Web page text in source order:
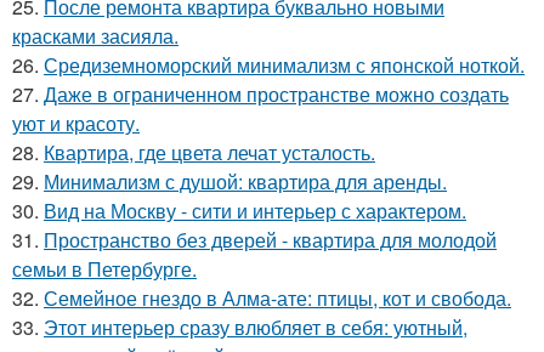
25. После ремонта квартира буквально новыми
красками засияла.
26. Средиземноморский минимализм с японской ноткой.
27. Даже в ограниченном пространстве можно создать
уют и красоту.
28. Квартира, где цвета лечат усталость.
29. Минимализм с душой: квартира для аренды.
30. Вид на Москву - сити и интерьер с характером.
31. Пространство без дверей - квартира для молодой
семьи в Петербурге.
32. Семейное гнездо в Алма-ате: птицы, кот и свобода.
33. Этот интерьер сразу влюбляет в себя: уютный,